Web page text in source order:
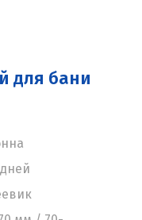
для бани